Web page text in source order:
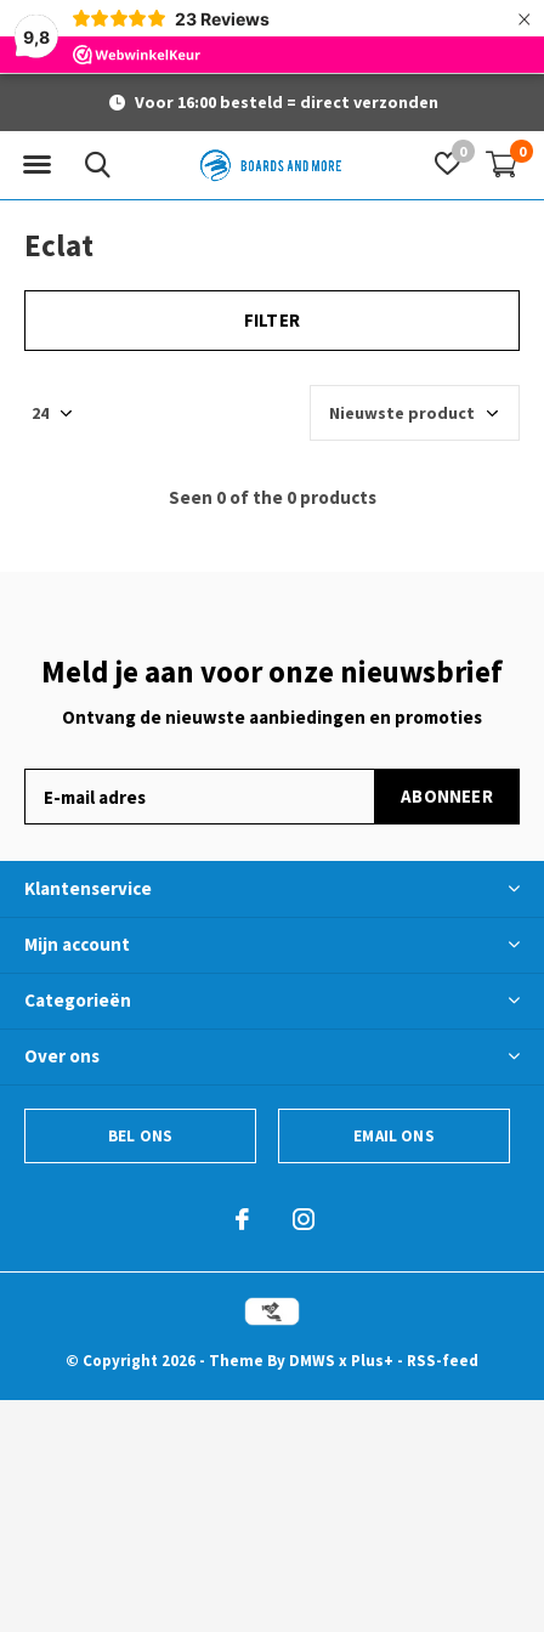
9,8
23 Reviews ×
0 0
Voor 16:00 besteld = direct verzonden
Eclat
FILTER
Seen 0 of the 0 products
Meld je aan voor onze nieuwsbrief
Ontvang de nieuwste aanbiedingen en promoties
ABONNEER
Klantenservice
Mijn account
Categorieën
Over ons
BEL ONS EMAIL ONS
© Copyright 2026 - Theme By DMWS x Plus+ - RSS-feed